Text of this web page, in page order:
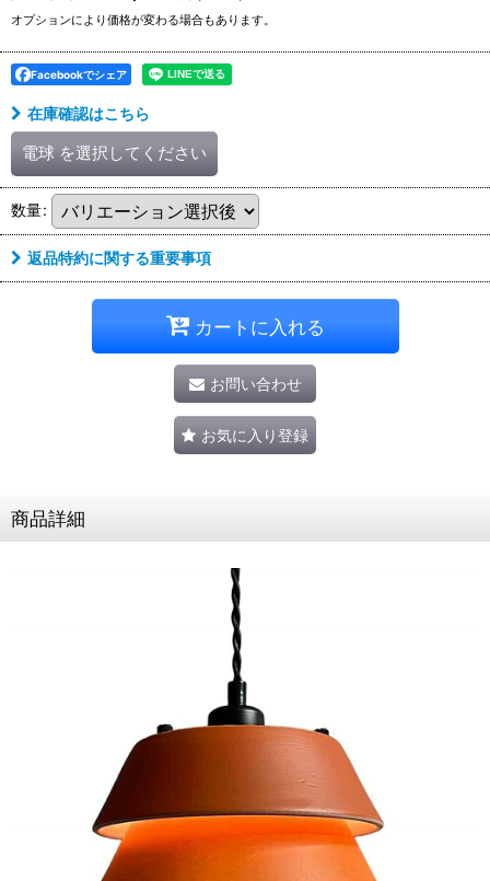
オプションにより価格が変わる場合もあります。
Facebookでシェア
在庫確認はこちら
電球 を選択してください
数量:
返品特約に関する重要事項
カートに入れる
お問い合わせ
お気に入り登録
商品詳細